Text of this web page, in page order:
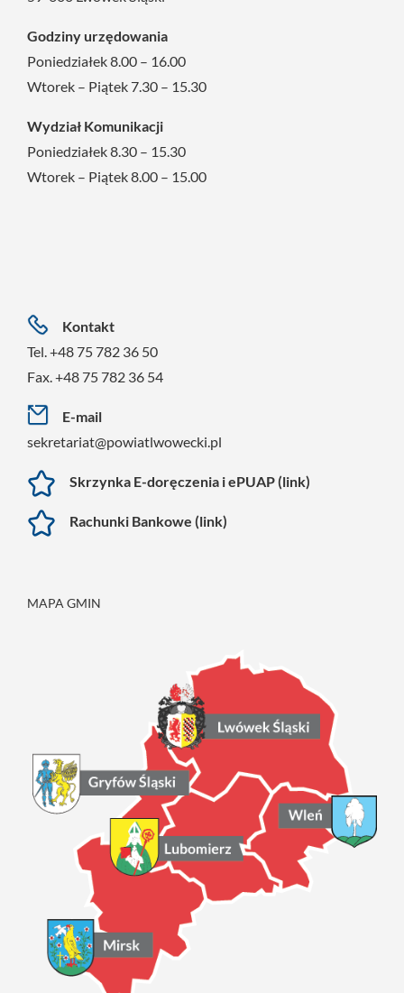
Godziny urzędowania
Poniedziałek 8.00 – 16.00
Wtorek – Piątek 7.30 – 15.30
Wydział Komunikacji
Poniedziałek 8.30 – 15.30
Wtorek – Piątek 8.00 – 15.00
Kontakt
Tel. +48 75 782 36 50
Fax. +48 75 782 36 54
E-mail
sekretariat@powiatlwowecki.pl
Skrzynka E-doręczenia i ePUAP (link)
Rachunki Bankowe (link)
MAPA GMIN